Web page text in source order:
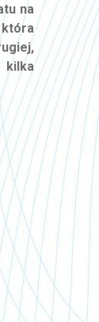
na
kilka